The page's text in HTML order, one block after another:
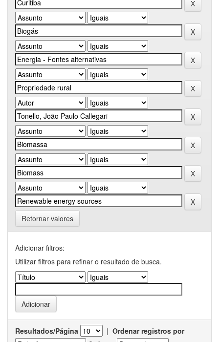
Retornar valores
Adicionar filtros:
Utilizar filtros para refinar o resultado de busca.
Resultados/Página | Ordenar registros por